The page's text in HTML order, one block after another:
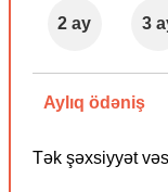
2 ay 3
Aylıq ödəniş
Tək şəxsiyyət